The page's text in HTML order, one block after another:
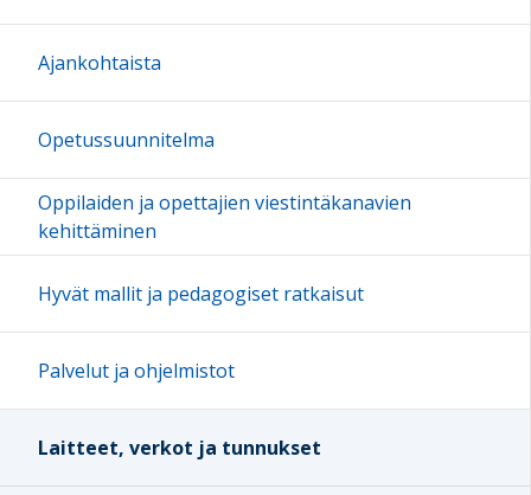
Ajankohtaista
Opetussuunnitelma
Oppilaiden ja opettajien viestintäkanavien
kehittäminen
Hyvät mallit ja pedagogiset ratkaisut
Palvelut ja ohjelmistot
Laitteet, verkot ja tunnukset